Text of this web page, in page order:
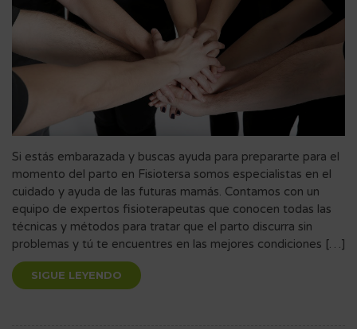
Si estás embarazada y buscas ayuda para prepararte para el
momento del parto en Fisiotersa somos especialistas en el
cuidado y ayuda de las futuras mamás. Contamos con un
equipo de expertos fisioterapeutas que conocen todas las
técnicas y métodos para tratar que el parto discurra sin
problemas y tú te encuentres en las mejores condiciones […]
SIGUE LEYENDO